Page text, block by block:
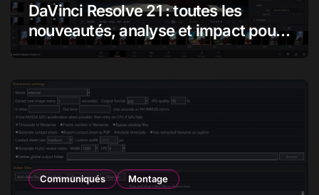
DaVinci Resolve 21 : toutes les
nouveautés, analyse et impact pour
les monteurs, étalonneurs et
Communiqués Montage